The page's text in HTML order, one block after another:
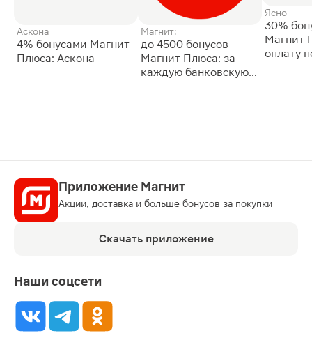
Аскона
4% бонусами Магнит
Плюса: Аскона
Магнит:
до 4500 бонусов
Магнит Плюса: за
каждую банковскую
Ясно
30%
Магнит
оплату
Приложение Магнит
Акции, доставка и больше бонусов за покупки
Скачать приложение
Наши соцсети